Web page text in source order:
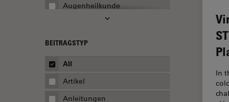
Augenheilkunde
Augmented Reality
Ausbildung
Transport
BEITRAGSTYP
All
Artikel
Anleitungen
In